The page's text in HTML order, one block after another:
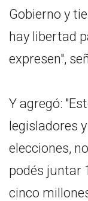
Gobierno y
hay libertad
expresen",
Y agregó:
legisladores
elecciones,
podés juntar
cinco